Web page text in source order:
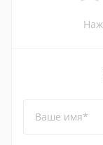
Ваше имя*